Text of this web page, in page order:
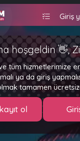
Giriş
hoşgeldin 👋,
tüm hizmetlerimize
ya da giriş
tamamen
ol